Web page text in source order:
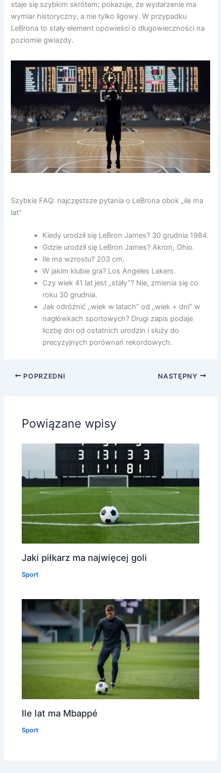
staje się szybkim skrótem: pokazuje, że wydarzenie ma
wymiar historyczny, a nie tylko ligowy. W przypadku
LeBrona to stały element opowieści o długowieczności na
poziomie gwiazdy.
Szybkie FAQ: najczęstsze pytania o LeBrona obok „ile ma
lat”
Kiedy urodził się LeBron James? 30 grudnia 1984.
Gdzie urodził się LeBron James? Akron, Ohio.
Ile ma wzrostu? 203 cm.
W jakim klubie gra? Los Angeles Lakers.
Czy wiek 41 lat jest „stały”? Nie, zmienia się co
roku 30 grudnia.
Jak odróżnić „wiek w latach” od „wiek + dni” w
nagłówkach sportowych? Drugi zapis podaje
liczbę dni od ostatnich urodzin i służy do
precyzyjnych porównań rekordowych.
POPRZEDNI NASTĘPNY
Powiązane wpisy
Jaki piłkarz ma najwięcej goli
Sport
Ile lat ma Mbappé
Sport